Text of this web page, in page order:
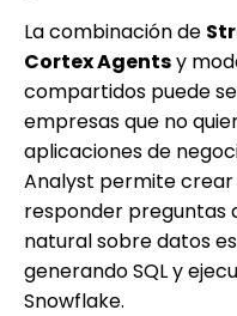
La combinación de
Cortex Agentsy
compartidos puede
empresas que no
aplicaciones de
Analyst permite
responder preguntas
natural sobre datos
generando SQL y
Snowflake.